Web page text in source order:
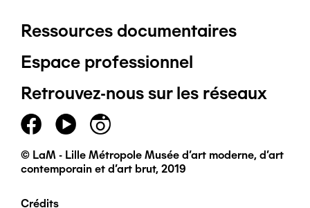
Pied
de
page
principal
Ressources documentaires
Espace professionnel
Retrouvez-nous sur les réseaux
© LaM - Lille Métropole Musée d'art moderne, d'art
contemporain et d'art brut, 2019
Crédits